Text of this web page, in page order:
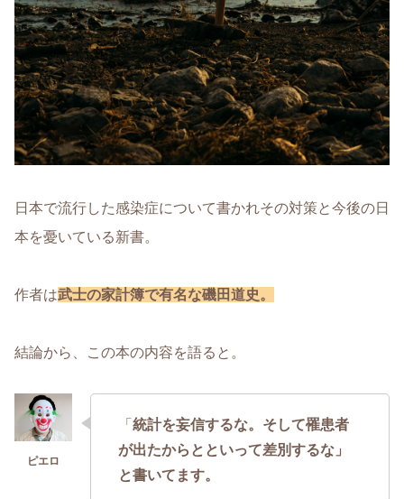
日本で流行した感染症について書かれその対策と今後の日
本を憂いている新書。
作者は武士の家計簿で有名な磯田道史。
結論から、この本の内容を語ると。
「 統計を妄信するな。そして罹患者
が出たからとといって差別するな」
と書いてます。